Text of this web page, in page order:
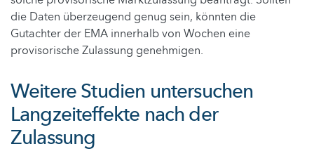
die Daten überzeugend genug sein, könnten die
Gutachter der EMA innerhalb von Wochen eine
provisorische Zulassung genehmigen.
Weitere Studien untersuchen
Langzeiteffekte nach der
Zulassung